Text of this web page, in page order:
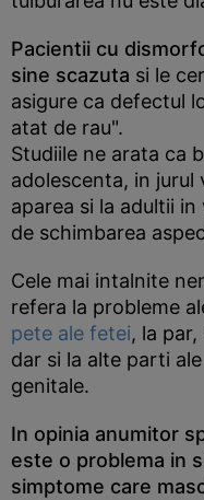
Pacientii cu
sine scazuta si le
asigure ca defectul
atat de rau".
Studiile ne arata ca
adolescenta, in jurul
aparea si la adultii
de schimbarea
Cele mai intalnite
refera la probleme
pete ale fetei, la
dar si la alte parti
genitale.
In opinia anumitor
este o problema in
simptome care